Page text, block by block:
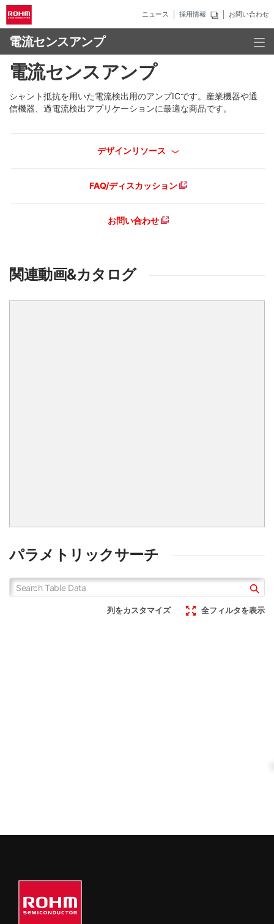
ニュース 採用情報 お問い合わせ
電流センスアンプ
電流センスアンプ
シャント抵抗を用いた電流検出用のアンプICです。産業機器や通
信機器、過電流検出アプリケーションに最適な商品です。
デザインリソース
FAQ/ディスカッション
お問い合わせ
関連動画&カタログ
パラメトリックサーチ
列をカスタマイズ 全フィルタを表示